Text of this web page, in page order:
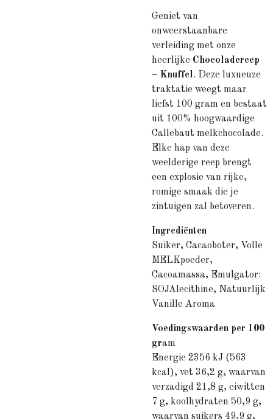
Geniet van
onweerstaanbare
verleiding met onze
heerlijke Chocoladereep
– Knuffel. Deze luxueuze
traktatie weegt maar
liefst 100 gram en bestaat
uit 100% hoogwaardige
Callebaut melkchocolade.
Elke hap van deze
weelderige reep brengt
een explosie van rijke,
romige smaak die je
zintuigen zal betoveren.
Ingrediënten
Suiker, Cacaoboter, Volle
MELKpoeder,
Cacoamassa, Emulgator:
SOJAlecithine, Natuurlijk
Vanille Aroma
Voedingswaarden per 100
gram
Energie 2356 kJ (563
kcal), vet 36,2 g, waarvan
verzadigd 21,8 g, eiwitten
7 g, koolhydraten 50,9 g,
waarvan suikers 49,9 g,